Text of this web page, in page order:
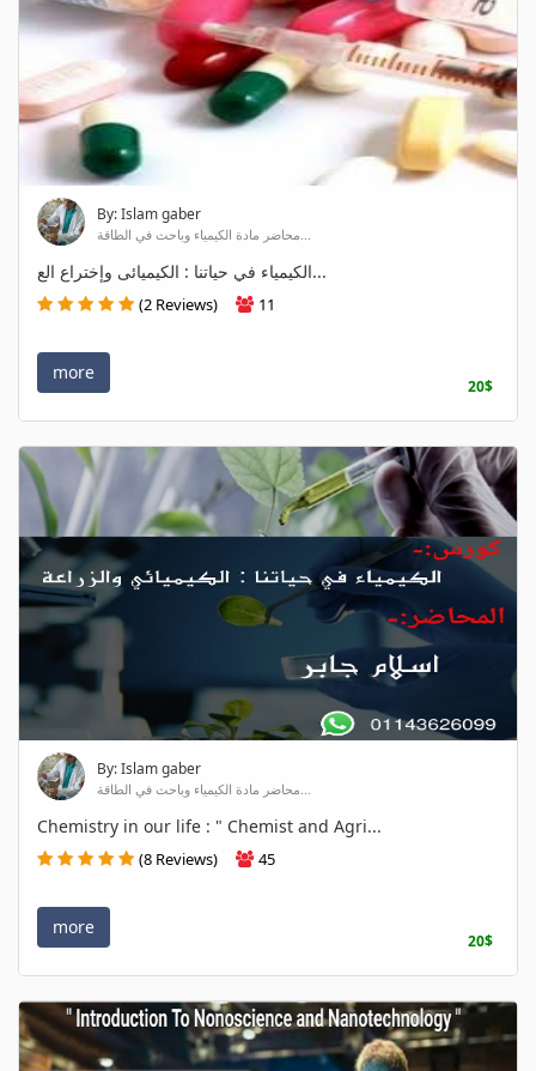
By: Islam gaber
محاضر مادة الكيمياء وباحث في الطاقة...
الكيمياء في حياتنا : الكيميائى وإختراع الع...
(2 Reviews) 11
more
20$
By: Islam gaber
محاضر مادة الكيمياء وباحث في الطاقة...
Chemistry in our life : " Chemist and Agri...
(8 Reviews) 45
more
20$